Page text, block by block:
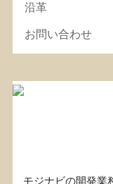
沿革
お問い合わせ
モジナビの開発業